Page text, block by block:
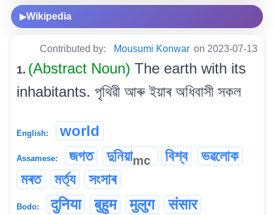
▶Wikipedia
Contributed by: Mousumi Konwar on 2023-07-13
1. (Abstract Noun) The earth with its
inhabitants. পৃথিৱী আৰু ইয়াৰ অধিবাসী সকল
English: world
Assamese: জগত দুনিয়াmc বিশ্ব
ভৱলোক
মৰত
মৰ্ত্য সংসাৰ
Bodo: दुनिया बुहुम मुलुग संसार